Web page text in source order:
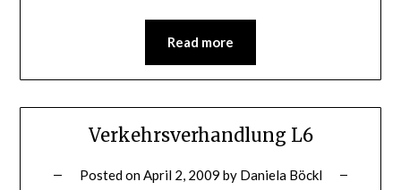
Read more
Verkehrsverhandlung L6
Posted onApril 2, 2009 by Daniela Böckl